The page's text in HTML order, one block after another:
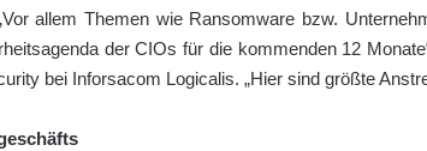
allem Themen wie Ransomware bzw.
der CIOs für die kommenden 12
bei Inforsacom Logicalis. „Hier sind größte